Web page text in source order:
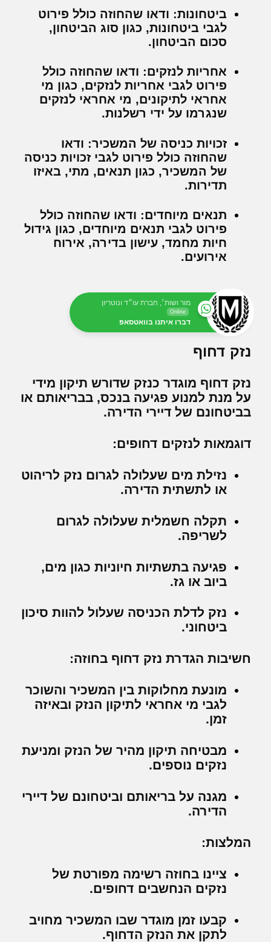
ביטחונות: ודאו שהחוזה כולל פירוט
לגבי ביטחונות, כגון סוג הביטחון,
סכום הביטחון.
אחריות לנזקים: ודאו שהחוזה כולל
פירוט לגבי אחריות לנזקים, כגון מי
אחראי לתיקונים, מי אחראי לנזקים
שנגרמו על ידי רשלנות.
זכויות כניסה של המשכיר: ודאו
שהחוזה כולל פירוט לגבי זכויות כניסה
של המשכיר, כגון תנאים, מתי, באיזו
תדירות.
תנאים מיוחדים: ודאו שהחוזה כולל
פירוט לגבי תנאים מיוחדים, כגון גידול
חיות מחמד, עישון בדירה, אירוח
אירועים.
מור ושות׳, חברת עו״ד ונוטריון
Online
דברו איתנו בוואטסאפ
נזק דחוף
נזק דחוף מוגדר כנזק שדורש תיקון מידי
על מנת למנוע פגיעה בנכס, בבריאותם או
בביטחונם של דיירי הדירה.
דוגמאות לנזקים דחופים:
נזילת מים שעלולה לגרום נזק לריהוט
או לתשתית הדירה.
תקלה חשמלית שעלולה לגרום
לשריפה.
פגיעה בתשתיות חיוניות כגון מים,
ביוב או גז.
נזק לדלת הכניסה שעלול להוות סיכון
ביטחוני.
חשיבות הגדרת נזק דחוף בחוזה:
מונעת מחלוקות בין המשכיר והשוכר
לגבי מי אחראי לתיקון הנזק ובאיזה
זמן.
מבטיחה תיקון מהיר של הנזק ומניעת
נזקים נוספים.
מגנה על בריאותם וביטחונם של דיירי
הדירה.
המלצות:
ציינו בחוזה רשימה מפורטת של
נזקים הנחשבים דחופים.
קבעו זמן מוגדר שבו המשכיר מחויב
לתקן את הנזק הדחוף.